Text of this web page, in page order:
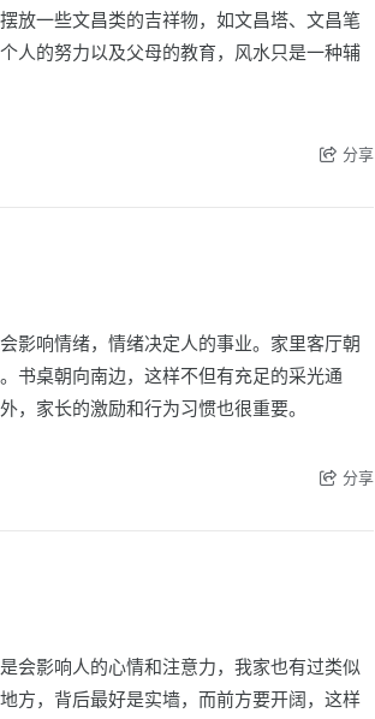
放一些文昌类的吉祥物，如文昌塔、文昌笔
人的努力以及父母的教育，风水只是一种辅
分享
影响情绪，情绪决定人的事业。家里客厅朝
书桌朝向南边，这样不但有充足的采光通
，家长的激励和行为习惯也很重要。
分享
会影响人的心情和注意力，我家也有过类似
方，背后最好是实墙，而前方要开阔，这样